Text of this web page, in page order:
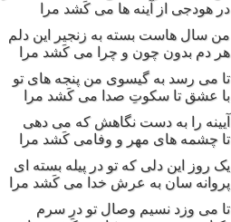
در هودجی از آینه ها می کَشد مرا
من سال هاست بسته به زنجیر این دلم
هر دم بدون چون و چرا می کَشد مرا
تا می رسد به گیسوی من پنجه های تو
با عشق تا سکوتِ صدا می کَشد مرا
آیینه را به دست نگاهش که می دهی
تا چشمه های مهر و وفامی کَشد مرا
یک روز این دلی که تو در پیله بسته ای
پروانه سان به عرش خدا می کَشد مرا
تا می وزد نسیم وصال تو در سرم